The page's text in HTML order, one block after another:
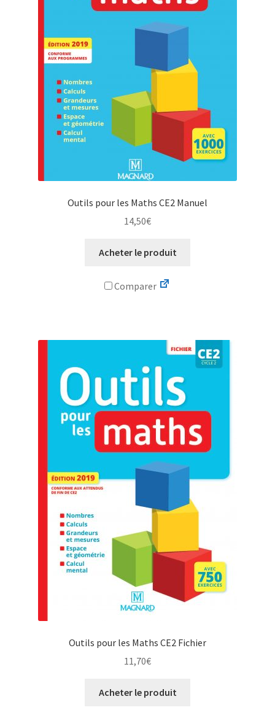
Outils pour les Maths CE2 Manuel
14,50€
Acheter le produit
Comparer
Outils pour les Maths CE2 Fichier
11,70€
Acheter le produit